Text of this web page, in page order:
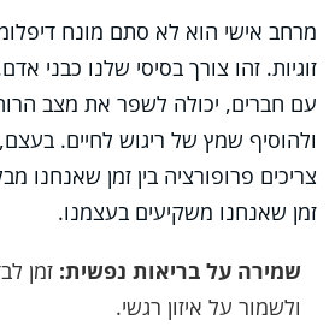
מרחב אישי הוא לא סתם מונח
זוגיות. זהו צורך בסיסי שלנו כבני
עם חברים, יכולה לשפר את מצב
ולהוסיף שמץ של ריגוש לחיים.
צריכים פרופורציה בין זמן שאנחנו
זמן שאנחנו משקיעים בעצמנו.
שמירה על בריאות נפשית: זמן
ולשמור על איזון רגשי.